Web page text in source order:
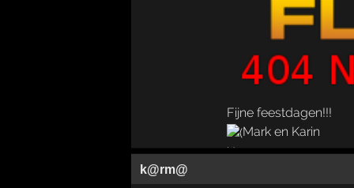
Fijne feestdagen!!!
Mark en Karin
k@rm@